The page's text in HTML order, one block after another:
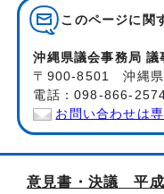
このページに関
沖縄県議会事務局 議
〒900-8501 沖縄県
電話：098-866-
お問い合わせは
意見書・決議 平